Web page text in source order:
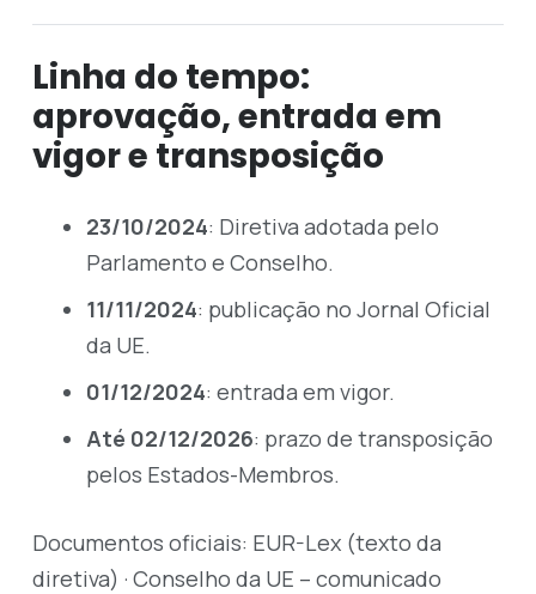
Linha do tempo:
aprovação, entrada em
vigor e transposição
23/10/2024: Diretiva adotada pelo
Parlamento e Conselho.
11/11/2024: publicação no Jornal Oficial
da UE.
01/12/2024: entrada em vigor.
Até 02/12/2026: prazo de transposição
pelos Estados-Membros.
Documentos oficiais: EUR-Lex (texto da
diretiva) · Conselho da UE – comunicado